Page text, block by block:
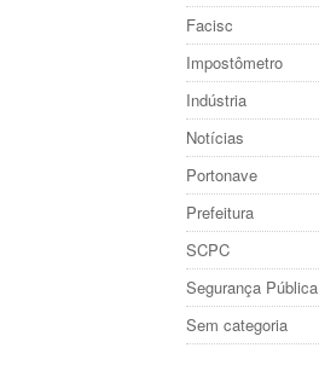
Facisc
Impostômetro
Indústria
Notícias
Portonave
Prefeitura
SCPC
Segurança Pública
Sem categoria